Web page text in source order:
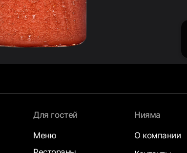
Для гостей
Меню
Нияма
О компании